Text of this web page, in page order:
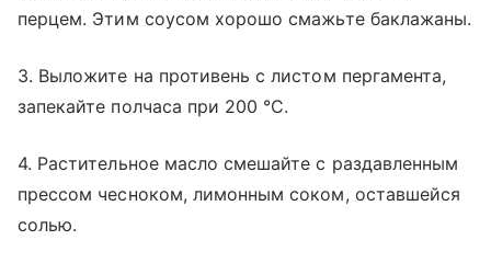
перцем. Этим соусом хорошо смажьте баклажаны.
3. Выложите на противень с листом пергамента,
запекайте полчаса при 200 °C.
4. Растительное масло смешайте с раздавленным
прессом чесноком, лимонным соком, оставшейся
солью.